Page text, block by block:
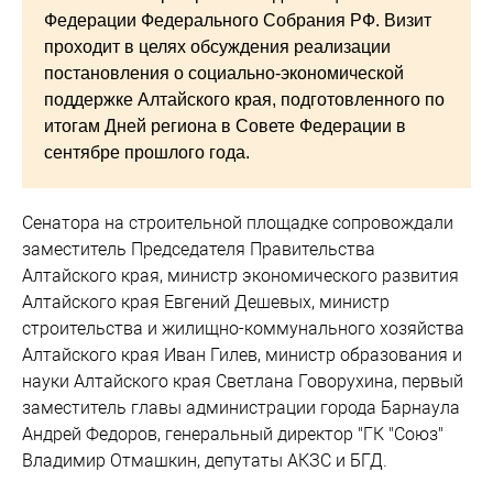
Федерации Федерального Собрания РФ. Визит
проходит в целях обсуждения реализации
постановления о социально-экономической
поддержке Алтайского края, подготовленного по
итогам Дней региона в Совете Федерации в
сентябре прошлого года.
Сенатора на строительной площадке сопровождали
заместитель Председателя Правительства
Алтайского края, министр экономического развития
Алтайского края Евгений Дешевых, министр
строительства и жилищно-коммунального хозяйства
Алтайского края Иван Гилев, министр образования и
науки Алтайского края Светлана Говорухина, первый
заместитель главы администрации города Барнаула
Андрей Федоров, генеральный директор "ГК "Союз"
Владимир Отмашкин, депутаты АКЗС и БГД.